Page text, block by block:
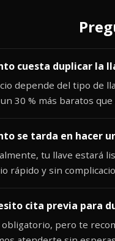
cuesta duplicar la
depende del tipo de
30 % más baratos
se tarda en hacer
tu llave estará
rápido y sin
cita previa para
obligatorio, pero te